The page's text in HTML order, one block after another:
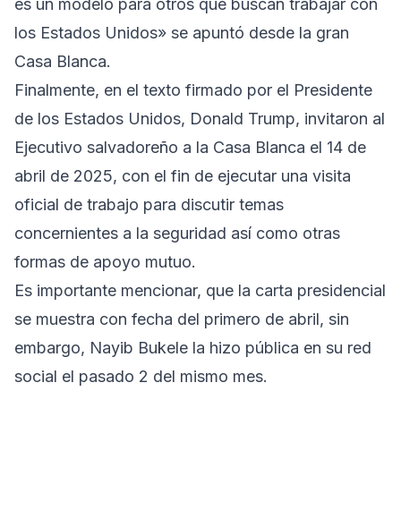
los Estados Unidos» se apuntó desde la gran
Casa Blanca.
Finalmente, en el texto firmado por el Presidente
de los Estados Unidos, Donald Trump, invitaron al
Ejecutivo salvadoreño a la Casa Blanca el 14 de
abril de 2025, con el fin de ejecutar una visita
oficial de trabajo para discutir temas
concernientes a la seguridad así como otras
formas de apoyo mutuo.
Es importante mencionar, que la carta presidencial
se muestra con fecha del primero de abril, sin
embargo, Nayib Bukele la hizo pública en su red
social el pasado 2 del mismo mes.